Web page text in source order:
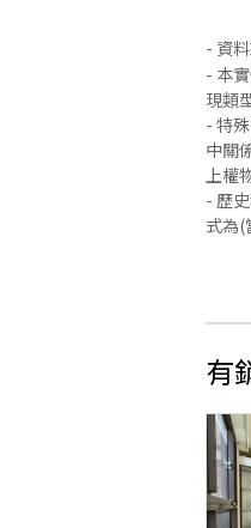
- 資
- 本
現類
- 特
中關
上權
- 歷
式為(
有